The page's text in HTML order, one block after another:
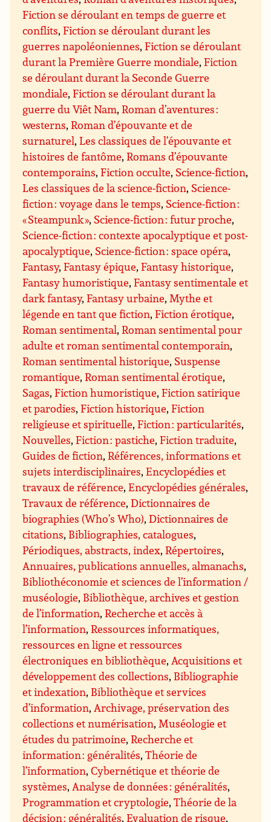
Fiction se déroulant en temps de guerre et
conflits,Fiction se déroulant durant les
guerres napoléoniennes,Fiction se déroulant
durant la Première Guerre mondiale,Fiction
se déroulant durant la Seconde Guerre
mondiale,Fiction se déroulant durant la
guerre du Viêt Nam,Roman d’aventures :
westerns,Roman d’épouvante et de
surnaturel,Les classiques de l’épouvante et
histoires de fantôme,Romans d’épouvante
contemporains,Fiction occulte, Science-fiction,
Les classiques de la science-fiction, Science-
fiction : voyage dans le temps, Science-fiction :
« Steampunk », Science-fiction : futur proche,
Science-fiction : contexte apocalyptique et post-
apocalyptique, Science-fiction : space opéra,
Fantasy,Fantasy épique,Fantasy historique,
Fantasy humoristique,Fantasy sentimentale et
dark fantasy,Fantasy urbaine,Mythe et
légende en tant que fiction,Fiction érotique,
Roman sentimental,Roman sentimental pour
adulte et roman sentimental contemporain,
Roman sentimental historique, Suspense
romantique,Roman sentimental érotique,
Sagas,Fiction humoristique,Fiction satirique
et parodies,Fiction historique,Fiction
religieuse et spirituelle,Fiction : particularités,
Nouvelles,Fiction : pastiche,Fiction traduite,
Guides de fiction,Références, informations et
sujets interdisciplinaires,Encyclopédies et
travaux de référence,Encyclopédies générales,
Travaux de référence,Dictionnaires de
biographies (Who’s Who),Dictionnaires de
citations, Bibliographies, catalogues,
Périodiques, abstracts, index,Répertoires,
Annuaires, publications annuelles, almanachs,
Bibliothéconomie et sciences de l’information /
muséologie, Bibliothèque, archives et gestion
de l’information,Recherche et accès à
l’information,Ressources informatiques,
ressources en ligne et ressources
électroniques en bibliothèque,Acquisitions et
développement des collections, Bibliographie
et indexation, Bibliothèque et services
d’information,Archivage, préservation des
collections et numérisation,Muséologie et
études du patrimoine,Recherche et
information : généralités,Théorie de
l’information,Cybernétique et théorie de
systèmes,Analyse de données : généralités,
Programmation et cryptologie,Théorie de la
décision : généralités,Evaluation de risque,